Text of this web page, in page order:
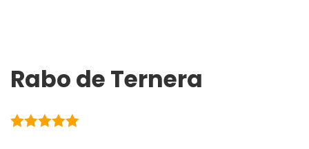
Rabo de Ternera